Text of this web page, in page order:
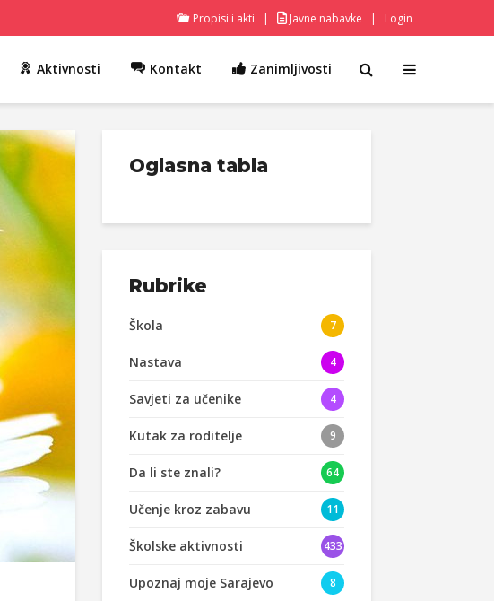
Propisi i akti | Javne nabavke | Login
Aktivnosti Kontakt Zanimljivosti
Oglasna tabla
Rubrike
Škola 7
Nastava 4
Savjeti za učenike 4
Kutak za roditelje 9
Da li ste znali? 64
Učenje kroz zabavu 11
Školske aktivnosti 433
Upoznaj moje Sarajevo 8